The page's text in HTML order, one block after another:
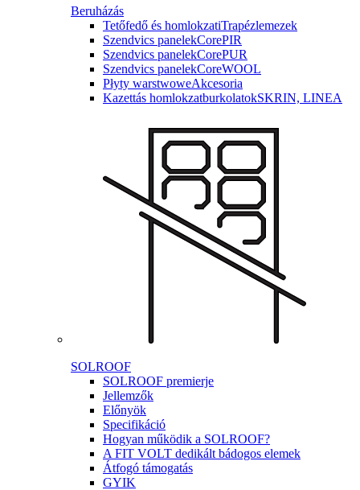
Beruházás
Tetőfedő és homlokzatiTrapézlemezek
Szendvics panelekCorePIR
Szendvics panelekCorePUR
Szendvics panelekCoreWOOL
Płyty warstwoweAkcesoria
Kazettás homlokzatburkolatokSKRIN, LINEA
SOLROOF
SOLROOF premierje
Jellemzők
Előnyök
Specifikáció
Hogyan működik a SOLROOF?
A FIT VOLT dedikált bádogos elemek
Átfogó támogatás
GYIK